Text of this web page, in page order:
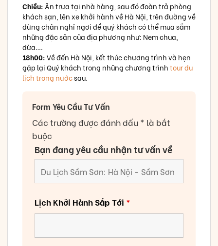
Chiều: Ăn trưa tại nhà hàng, sau đó đoàn trả phòng
khách sạn, lên xe khởi hành về Hà Nội, trên đường về
dừng chân nghỉ ngơi để quý khách có thể mua sắm
những đặc sản của địa phương như: Nem chua,
dừa….
18h00:Về đến Hà Nội, kết thúc chương trình và hẹn
gặp lại Quý khách trong những chương trìnhtour du
lịch trong nướcsau.
Form Yêu Cầu Tư Vấn
Các trường được đánh dấu * là bắt
buộc
Bạn đang yêu cầu nhận tư vấn về
Lịch Khởi Hành Sắp Tới *